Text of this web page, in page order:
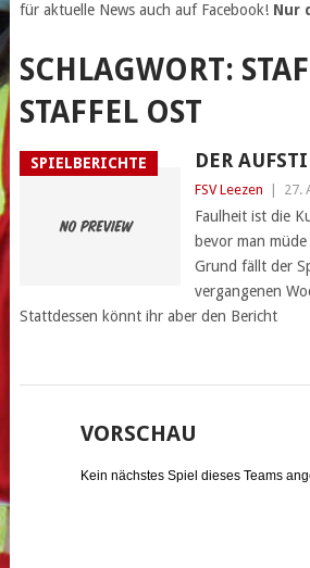
für aktuelle News auch auf Facebook! Nur
SCHLAGWORT:
STAFFEL OST
SPIELBERICHTE DER
FSV Leezen 27.
Faulheit ist die
bevor man
Grund fällt der
vergangenen
Stattdessen könnt ihr aber den Bericht
VORSCHAU